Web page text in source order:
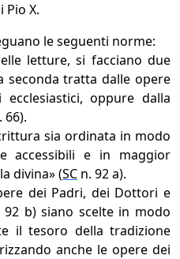
X.
le seguenti norme:
letture, si facciano due
seconda tratta dalle opere
oppure dalla
66).
sia ordinata in modo
accessibili e in maggior
divina» (SC n. 92 a).
dei Padri, dei Dottori e
92 b) siano scelte in modo
il tesoro della tradizione
anche le opere dei